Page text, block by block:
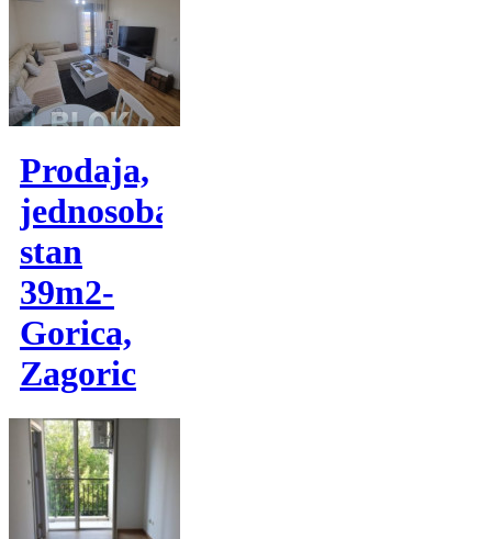
Prodaja,
jednosoban
stan
39m2-
Gorica,
Zagoric